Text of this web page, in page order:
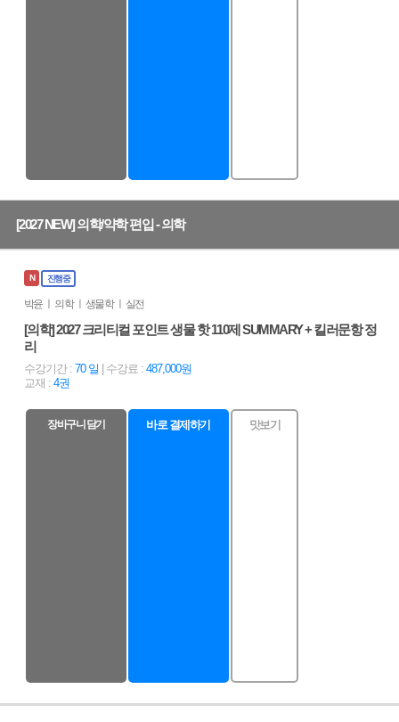
[2027 NEW] 의학/약학 편입 - 의학
N 진행중
박윤 ㅣ 의학 ㅣ 생물학 ㅣ 실전
[의학] 2027 크리티컬 포인트 생물 핫 110제 SUMMARY + 킬러문항 정
리
수강기간 : 70 일 | 수강료 : 487,000원
교재 : 4권
장바구니 담기 바로 결제하기 맛보기